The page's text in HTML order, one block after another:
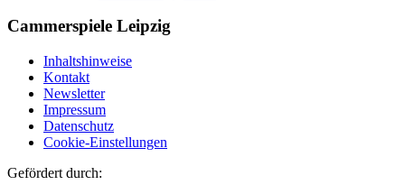
Cammerspiele Leipzig
Inhaltshinweise
Kontakt
Newsletter
Impressum
Datenschutz
Cookie-Einstellungen
Gefördert durch: